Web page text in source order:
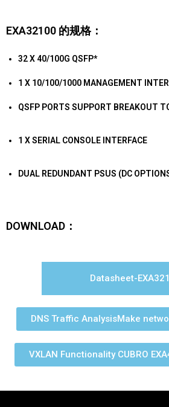
EXA32100 的规格：
32 X 40/100G QSFP*
1 X 10/100/1000 MANAGEMENT
QSFP PORTS SUPPORT BREAKOUT
1 X SERIAL CONSOLE INTERFACE
DUAL REDUNDANT PSUS (DC
DOWNLOAD：
Datasheet-
DNS Traffic AnalysisMake
VXLAN Functionality CUBRO